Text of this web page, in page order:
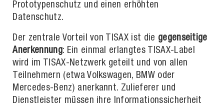
Prototypenschutz und einen erhöhten
Datenschutz.
Der zentrale Vorteil von TISAX ist die gegenseitige
Anerkennung: Ein einmal erlangtes TISAX-Label
wird im TISAX-Netzwerk geteilt und von allen
Teilnehmern (etwa Volkswagen, BMW oder
Mercedes-Benz) anerkannt. Zulieferer und
Dienstleister müssen ihre Informationssicherheit